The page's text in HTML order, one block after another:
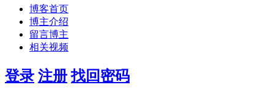
博客首页
博主介绍
留言博主
相关视频
登录 注册 找回密码